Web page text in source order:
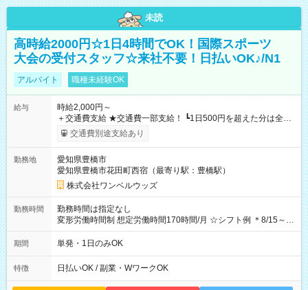
未読
高時給2000円☆1日4時間でOK！国際スポーツ
大会の受付スタッフ☆来社不要！日払いOK♪/N1
アルバイト 職種未経験OK
給与
時給2,000円～
＋交通費支給 ★交通費一部支給！ ┗1日500円を超えた分は全額
支給！ ※往復500円以内の方は自己負担となります ★日払い
OK！（規定あり） ┗働いたその日に現金GET♪ お仕事後はコン
期間なし
交通費別途支給あり
勤務地
愛知県豊橋市
愛知県豊橋市花田町西宿（最寄り駅：豊橋駅）
株式会社ワンベルウッズ
勤務時間
勤務時間は指定なし
変形労働時間制 想定労働時間170時間/月 ☆シフト例 ＊8/15～
10/26 全日共通 08：00～12：00 17：00～21：00 ＊8/31
～9/19のみ下記シフトもあります！ 12：00～16：00 ＊9/6～
00
期間 単発・1日のみOK
特徴 日払いOK / 副業・WワークOK